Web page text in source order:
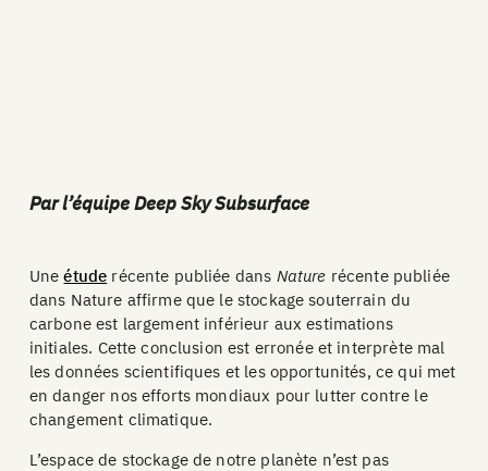
Par l’équipe Deep Sky Subsurface
Uneétude récente publiée dans Nature récente publiée
dans Nature affirme que le stockage souterrain du
carbone est largement inférieur aux estimations
initiales. Cette conclusion est erronée et interprète mal
les données scientifiques et les opportunités, ce qui met
en danger nos efforts mondiaux pour lutter contre le
changement climatique.
L’espace de stockage de notre planète n’est pas